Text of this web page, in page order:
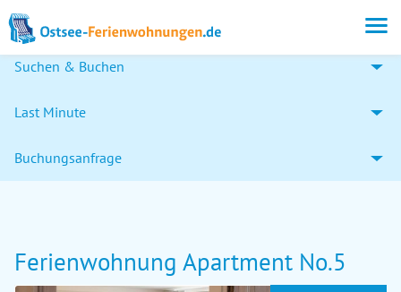
Suchen & Buchen
Last Minute
Buchungsanfrage
Ferienwohnung Apartment No.5